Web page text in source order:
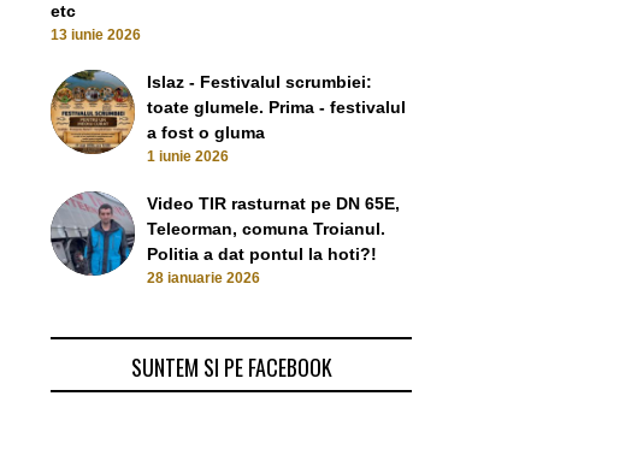
etc
13 iunie 2026
Islaz - Festivalul scrumbiei:
toate glumele. Prima - festivalul
a fost o gluma
1 iunie 2026
Video TIR rasturnat pe DN 65E,
Teleorman, comuna Troianul.
Politia a dat pontul la hoti?!
28 ianuarie 2026
SUNTEM SI PE FACEBOOK